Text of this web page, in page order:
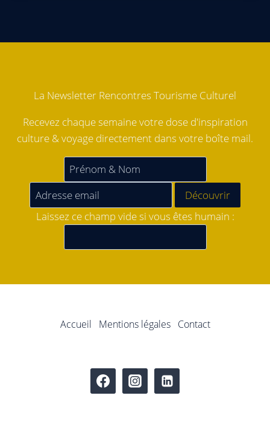
La Newsletter Rencontres Tourisme Culturel
Recevez chaque semaine votre dose d'inspiration
culture & voyage directement dans votre boîte mail.
Laissez ce champ vide si vous êtes humain :
Accueil Mentions légales Contact